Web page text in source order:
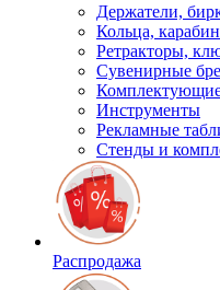
Держатели,
Кольца,
Ретракторы,
Сувенирные
Инструменты
Рекламные
Стенды и
Распродажа